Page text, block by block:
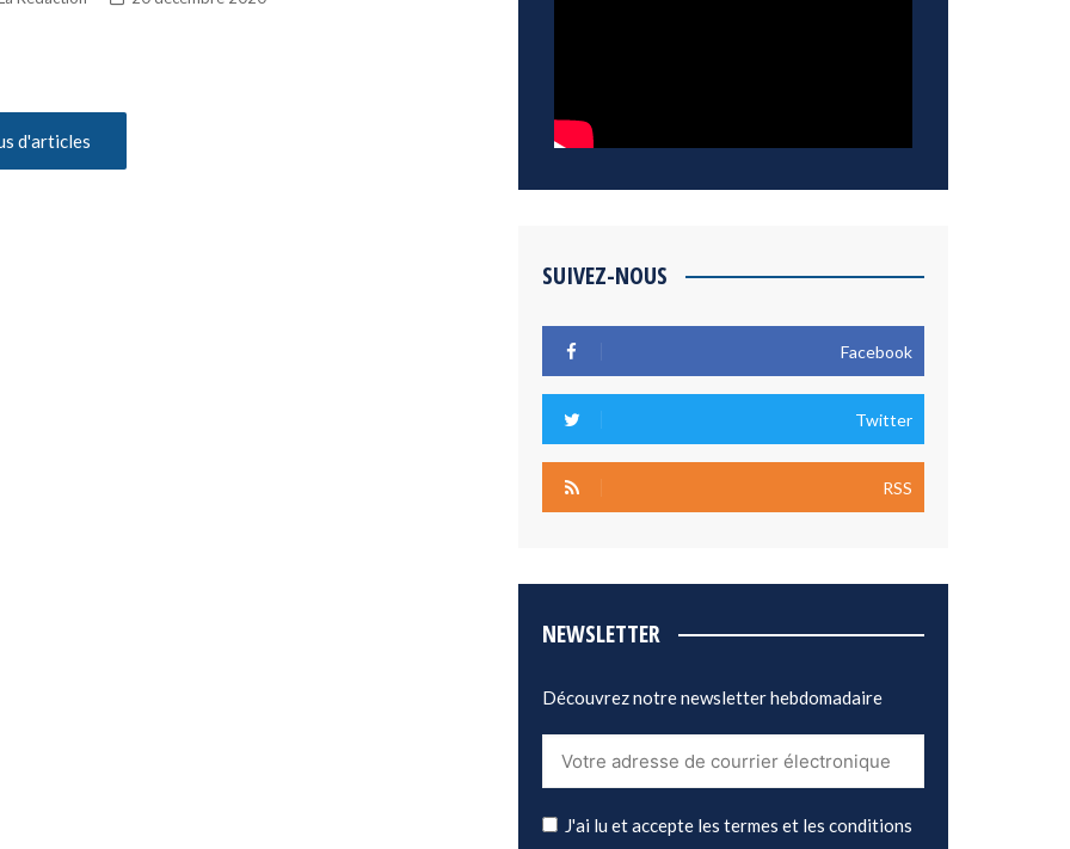
d'articles
SUIVEZ-NOUS
Facebook
Twitter
RSS
NEWSLETTER
Découvrez notre newsletter hebdomadaire
J'ai lu et accepte les termes et les conditions